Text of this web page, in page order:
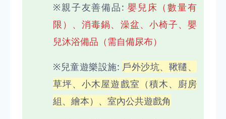
※親子友善備品: 嬰兒床（數量有
限）、消毒鍋、澡盆、小椅子、嬰
兒沐浴備品（需自備尿布）
※兒童遊樂設施: 戶外沙坑、鞦韆、
草坪、小木屋遊戲室（積木、廚房
組、繪本）、室內公共遊戲角